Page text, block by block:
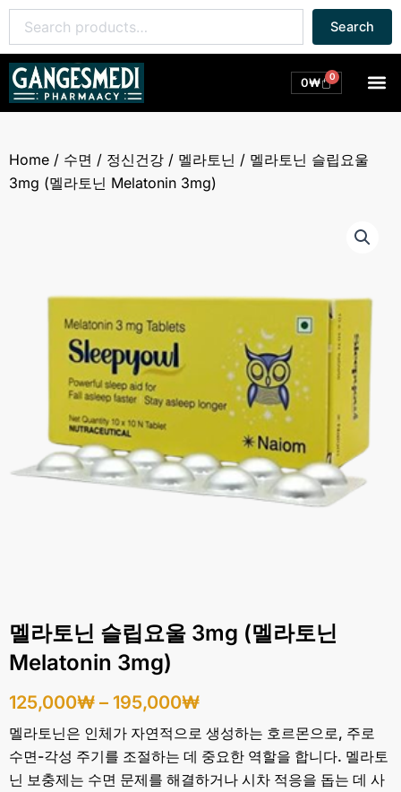
콘
츠
너
기
for:
Search
0₩ 0
Cart
Home / 수면 / 정신건강 / 멜라토닌 / 멜라토닌 슬립요울
3mg (멜라토닌 Melatonin 3mg)
멜라토닌 슬립요울 3mg (멜라토닌
Melatonin 3mg)
125,000₩ – 195,000₩
멜라토닌은 인체가 자연적으로 생성하는 호르몬으로, 주로
수면-각성 주기를 조절하는 데 중요한 역할을 합니다. 멜라토
닌 보충제는 수면 문제를 해결하거나 시차 적응을 돕는 데 사